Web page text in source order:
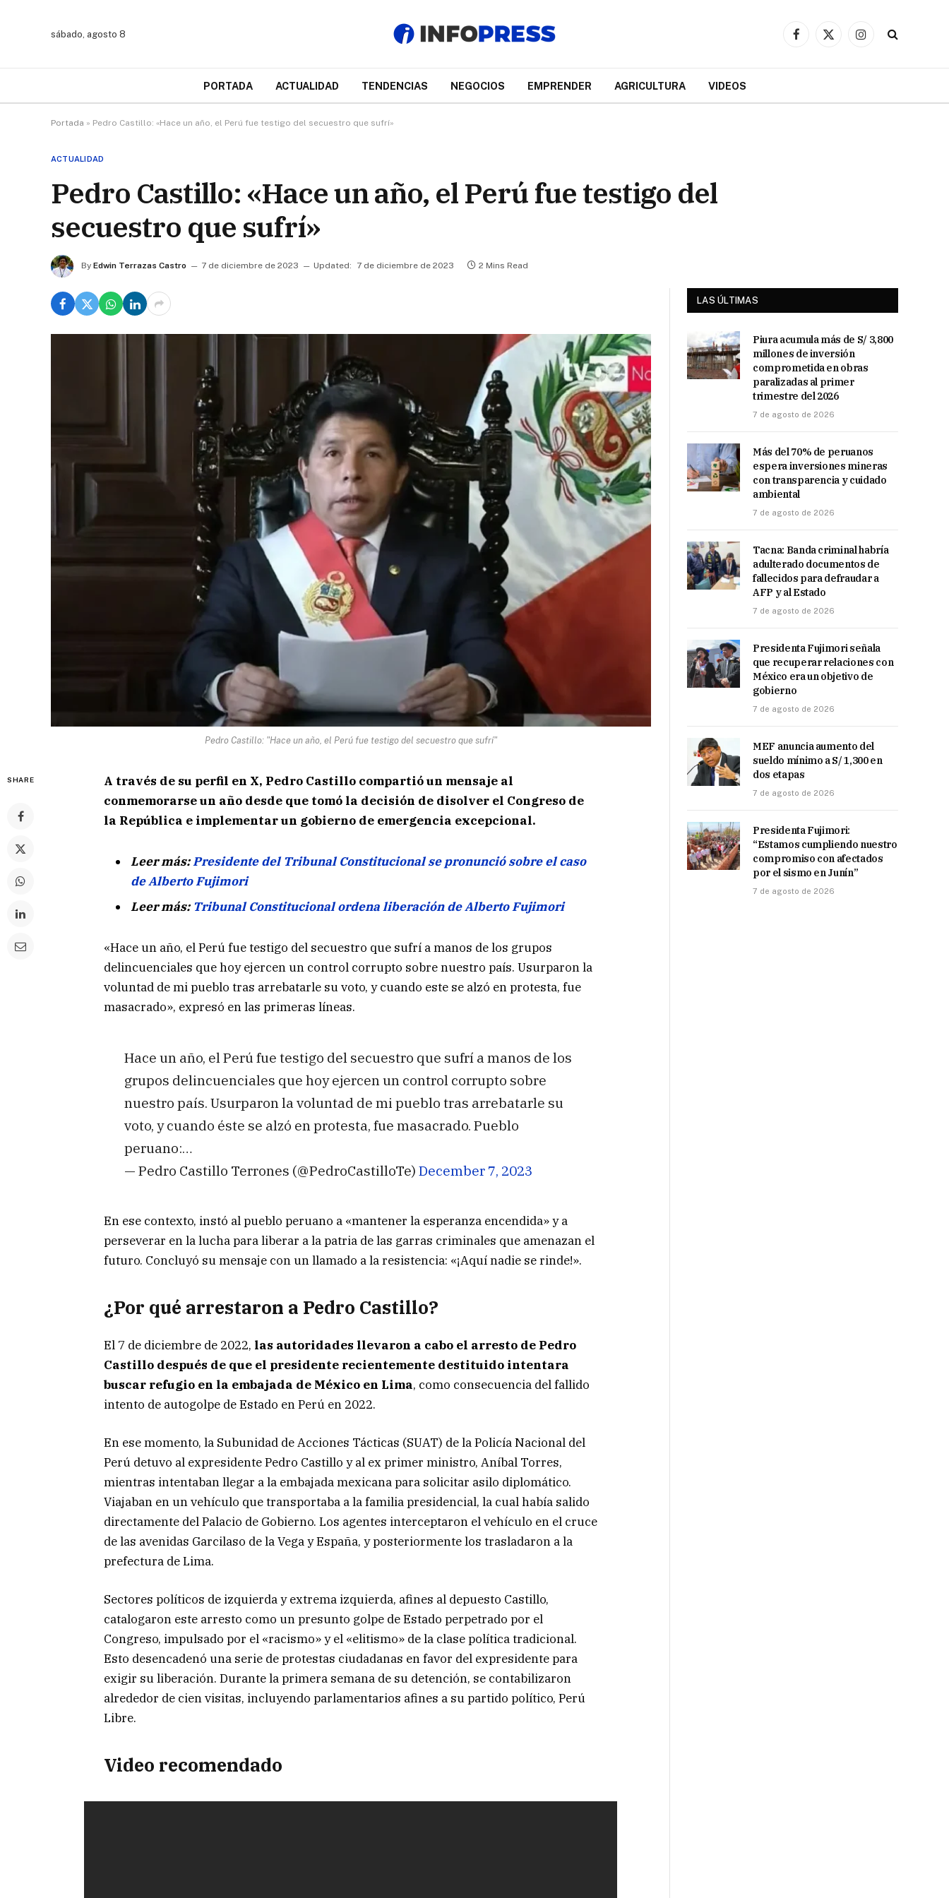
sábado, agosto 8
Facebook
X
Instagram
PORTADA ACTUALIDAD TENDENCIAS NEGOCIOS EMPRENDER AGRICULTURA VIDEOS
Portada » Pedro Castillo: «Hace un año, el Perú fue testigo del secuestro que sufrí»
ACTUALIDAD
Pedro Castillo: «Hace un año, el Perú fue testigo del
secuestro que sufrí»
By Edwin Terrazas Castro 7 de diciembre de 2023 Updated: 7 de diciembre de 2023 2 Mins Read
Pedro Castillo: "Hace un año, el Perú fue testigo del secuestro que sufrí"
SHARE
A través de su perfil en X, Pedro Castillo compartió un mensaje al
conmemorarse un año desde que tomó la decisión de disolver el Congreso de
la República e implementar un gobierno de emergencia excepcional.
Leer más:Presidente del Tribunal Constitucional se pronunció sobre el caso
de Alberto Fujimori
Leer más: Tribunal Constitucional ordena liberación de Alberto Fujimori
«Hace un año, el Perú fue testigo del secuestro que sufrí a manos de los grupos
delincuenciales que hoy ejercen un control corrupto sobre nuestro país. Usurparon la
voluntad de mi pueblo tras arrebatarle su voto, y cuando este se alzó en protesta, fue
masacrado», expresó en las primeras líneas.
Hace un año, el Perú fue testigo del secuestro que sufrí a manos de los
grupos delincuenciales que hoy ejercen un control corrupto sobre
nuestro país. Usurparon la voluntad de mi pueblo tras arrebatarle su
voto, y cuando éste se alzó en protesta, fue masacrado. Pueblo
peruano:…
— Pedro Castillo Terrones (@PedroCastilloTe) December 7, 2023
En ese contexto, instó al pueblo peruano a «mantener la esperanza encendida» y a
perseverar en la lucha para liberar a la patria de las garras criminales que amenazan el
futuro. Concluyó su mensaje con un llamado a la resistencia: «¡Aquí nadie se rinde!».
¿Por qué arrestaron a Pedro Castillo?
El 7 de diciembre de 2022, las autoridades llevaron a cabo el arresto de Pedro
Castillo después de que el presidente recientemente destituido intentara
buscar refugio en la embajada de México en Lima, como consecuencia del fallido
intento de autogolpe de Estado en Perú en 2022.
En ese momento, la Subunidad de Acciones Tácticas (SUAT) de la Policía Nacional del
Perú detuvo al expresidente Pedro Castillo y al ex primer ministro, Aníbal Torres,
mientras intentaban llegar a la embajada mexicana para solicitar asilo diplomático.
Viajaban en un vehículo que transportaba a la familia presidencial, la cual había salido
directamente del Palacio de Gobierno. Los agentes interceptaron el vehículo en el cruce
de las avenidas Garcilaso de la Vega y España, y posteriormente los trasladaron a la
prefectura de Lima.
Sectores políticos de izquierda y extrema izquierda, afines al depuesto Castillo,
catalogaron este arresto como un presunto golpe de Estado perpetrado por el
Congreso, impulsado por el «racismo» y el «elitismo» de la clase política tradicional.
Esto desencadenó una serie de protestas ciudadanas en favor del expresidente para
exigir su liberación. Durante la primera semana de su detención, se contabilizaron
alrededor de cien visitas, incluyendo parlamentarios afines a su partido político, Perú
Libre.
Video recomendado
LAS ÚLTIMAS
Piura acumula más de S/ 3,800
millones de inversión
comprometida en obras
paralizadas al primer
trimestre del 2026
7 de agosto de 2026
Más del 70% de peruanos
espera inversiones mineras
con transparencia y cuidado
ambiental
7 de agosto de 2026
Tacna: Banda criminal habría
adulterado documentos de
fallecidos para defraudar a
AFP y al Estado
7 de agosto de 2026
Presidenta Fujimori señala
que recuperar relaciones con
México era un objetivo de
gobierno
7 de agosto de 2026
MEF anuncia aumento del
sueldo mínimo a S/ 1,300 en
dos etapas
7 de agosto de 2026
Presidenta Fujimori:
“Estamos cumpliendo nuestro
compromiso con afectados
por el sismo en Junín”
7 de agosto de 2026